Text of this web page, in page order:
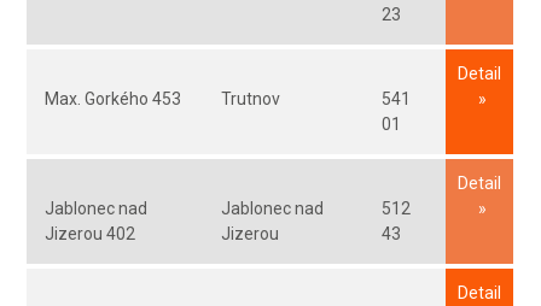
23
Max. Gorkého 453 Trutnov
541
01
Detail
Jablonec nad
Jizerou 402
Jablonec nad
Jizerou
512
43
Detail
Detail